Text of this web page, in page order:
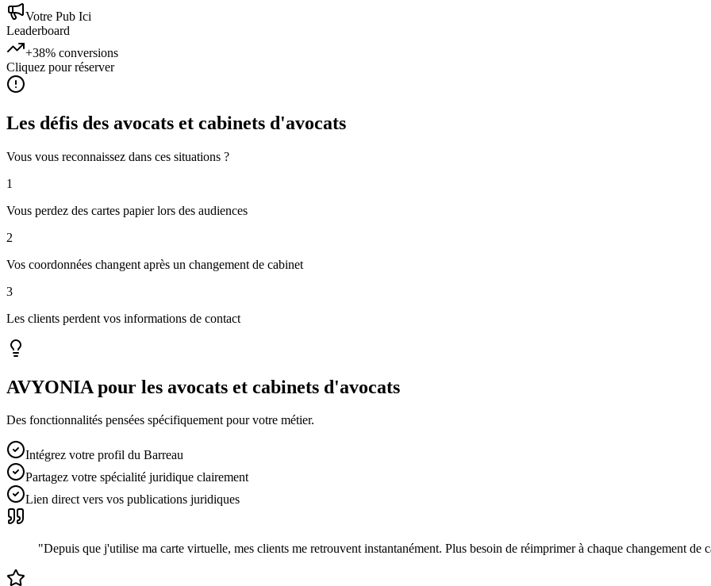
Votre Pub Ici
Leaderboard
+38% conversions
Cliquez pour réserver
Les défis des avocats et cabinets d'avocats
Vous vous reconnaissez dans ces situations ?
1
Vous perdez des cartes papier lors des audiences
2
Vos coordonnées changent après un changement de cabinet
3
Les clients perdent vos informations de contact
AVYONIA pour les avocats et cabinets d'avocats
Des fonctionnalités pensées spécifiquement pour votre métier.
Intégrez votre profil du Barreau
Partagez votre spécialité juridique clairement
Lien direct vers vos publications juridiques
"Depuis que j'utilise ma carte virtuelle, mes clients me retrouvent instantanément. Plus besoin de réimprimer à chaque changement de